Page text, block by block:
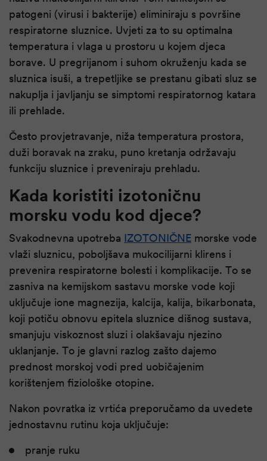
patogeni (virusi i bakterije) eliminiraju s površine
respiratorne sluznice. Uvjeti za to su optimalna
temperatura i vlaga u prostoru u kojem djeca
borave. U pregrijanom i suhom okruženju kada se
sluznica isuši, a trepetljike se prestanu gibati sluz se
nakuplja i javljanju se simptomi respiratornog katara
ili prehlade.
Često provjetravanje, niža temperatura prostora,
duži boravak na zraku, puno kretanja održavaju
funkciju sluznice i preveniraju prehladu.
Kada koristiti izotoničnu
morsku vodu kod djece?
Svakodnevna upotreba IZOTONIČNE morske vode
vlaži sluznicu, poboljšava mukocilijarni klirens i
prevenira respiratorne bolesti i komplikacije. To se
zasniva na kemijskom sastavu morske vode koji
uključuje ione magnezija, kalcija, kalija, bikarbonata,
koji potiču obnovu epitela sluznice dišnog sustava,
smanjuju viskoznost sluzi i olakšavaju njezino
uklanjanje. To je glavni razlog zašto dajemo
prednost morskoj vodi pred uobičajenim
korištenjem fiziološke otopine.
Nakon povratka iz vrtića preporučamo da uvedete
jednostavnu rutinu koja uključuje:
pranje ruku